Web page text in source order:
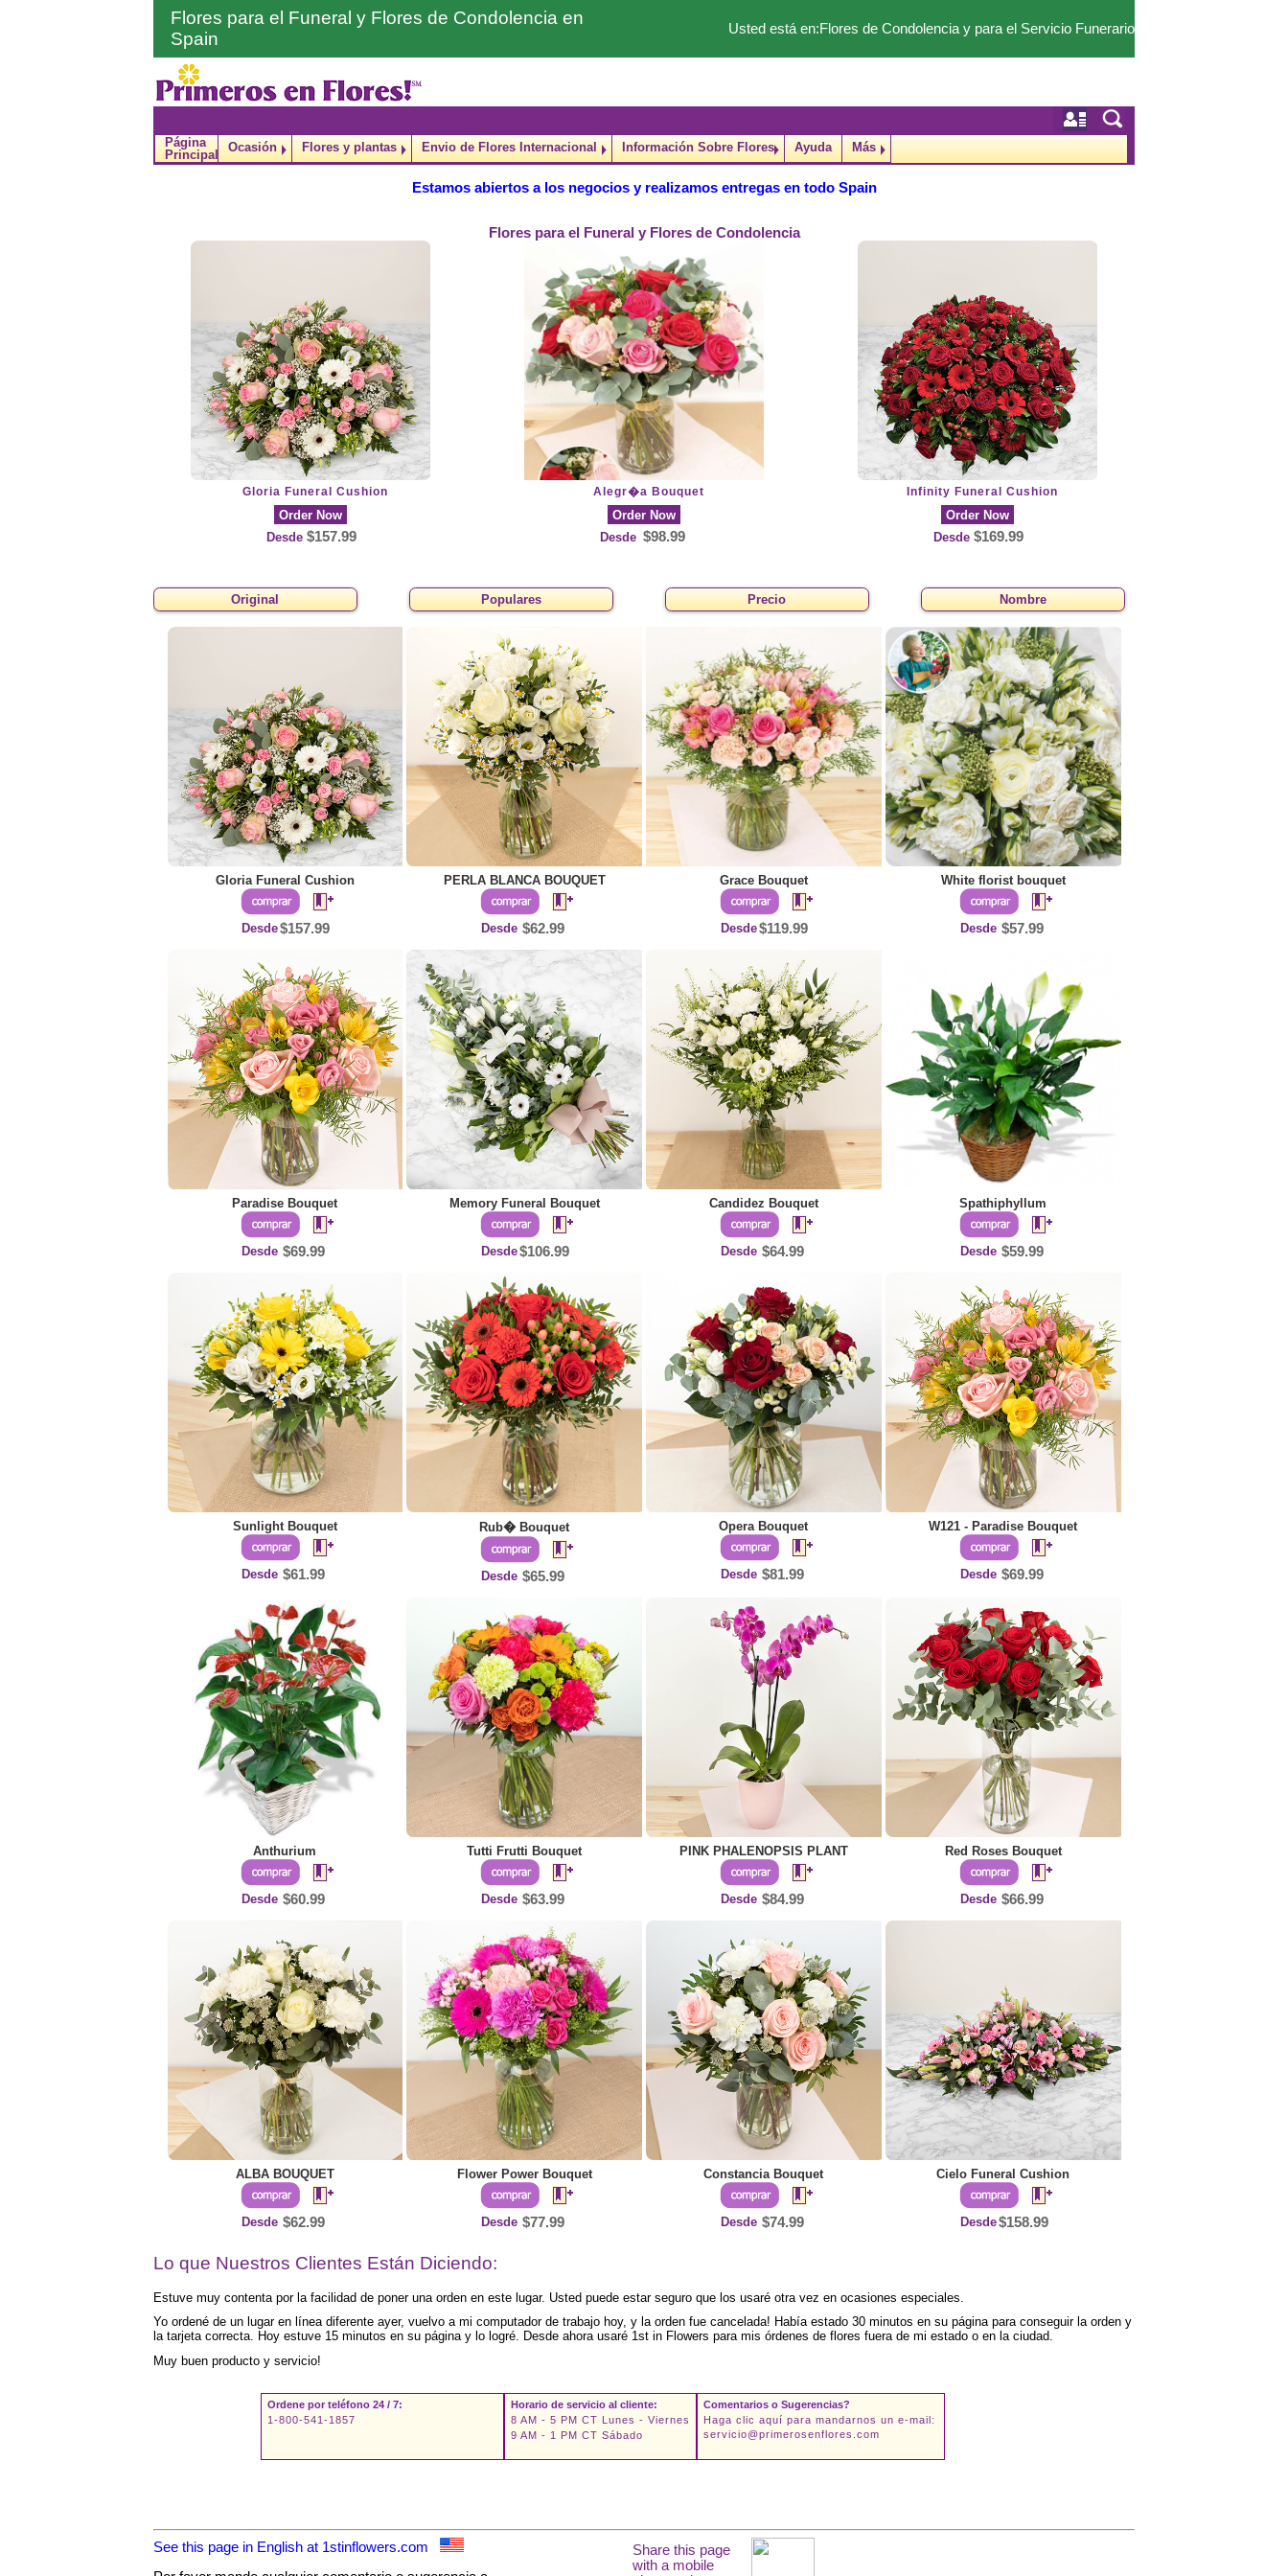
Flores para el Funeral y Flores de Condolencia en
Spain
Usted está en:Flores de Condolencia y para el Servicio Funerario
Página
Principal
Ocasión Flores y plantas Envio de Flores Internacional Información Sobre Flores Ayuda Más
Estamos abiertos a los negocios y realizamos entregas en todo Spain
Flores para el Funeral y Flores de Condolencia
Gloria Funeral Cushion
Order Now
Desde $157.99
Alegr�a Bouquet
Order Now
Desde $98.99
Infinity Funeral Cushion
Order Now
Desde$169.99
Original Populares Precio Nombre
Gloria Funeral Cushion
Desde$157.99
PERLA BLANCA BOUQUET
Desde $62.99
Grace Bouquet
Desde$119.99
White florist bouquet
Desde $57.99
Paradise Bouquet
Desde $69.99
Memory Funeral Bouquet
Desde$106.99
Candidez Bouquet
Desde $64.99
Spathiphyllum
Desde $59.99
Sunlight Bouquet
Desde $61.99
Rub� Bouquet
Desde $65.99
Opera Bouquet
Desde $81.99
W121 - Paradise Bouquet
Desde $69.99
Anthurium
Desde $60.99
Tutti Frutti Bouquet
Desde $63.99
PINK PHALENOPSIS PLANT
Desde $84.99
Red Roses Bouquet
Desde $66.99
ALBA BOUQUET
Desde $62.99
Flower Power Bouquet
Desde $77.99
Constancia Bouquet
Desde $74.99
Cielo Funeral Cushion
Desde$158.99
Lo que Nuestros Clientes Están Diciendo:
Estuve muy contenta por la facilidad de poner una orden en este lugar. Usted puede estar seguro que los usaré otra vez en ocasiones especiales.
Yo ordené de un lugar en línea diferente ayer, vuelvo a mi computador de trabajo hoy, y la orden fue cancelada! Había estado 30 minutos en su página para conseguir la orden y
la tarjeta correcta. Hoy estuve 15 minutos en su página y lo logré. Desde ahora usaré 1st in Flowers para mis órdenes de flores fuera de mi estado o en la ciudad.
Muy buen producto y servicio!
Ordene por teléfono 24 / 7:
1-800-541-1857
Horario de servicio al cliente:
8 AM - 5 PM CT Lunes - Viernes
9 AM - 1 PM CT Sábado
Comentarios o Sugerencias?
Haga clic aquí para mandarnos un e-mail:
servicio@primerosenflores.com
See this page in English at 1stinflowers.com
Share this page
with a mobile